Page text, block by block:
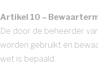
Artikel 10 –
De door de beheerder
worden gebruikt en
wet is bepaald.